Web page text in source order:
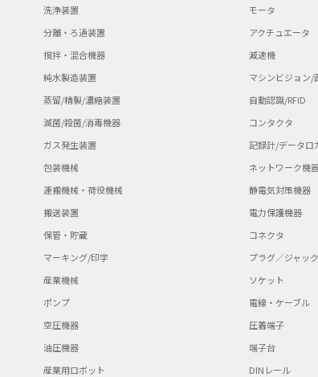
洗浄装置
分離・ろ過装置
撹拌・混合機器
純水製造装置
蒸留/精製/濃縮装置
滅菌/殺菌/消毒機器
ガス発生装置
包装機械
運搬機械・荷役機械
搬送装置
保管・貯蔵
マーキング/印字
産業機械
ポンプ
空圧機器
油圧機器
産業用ロボット
モータ
アクチュエータ
減速機
マシンビジョン/
自動認識/RFID
コンタクタ
記録計/データロ
ネットワーク機
静電気対策機器
電力保護機器
コネクタ
プラグ／ジャック
ソケット
電線・ケーブル
圧着端子
端子台
DINレール